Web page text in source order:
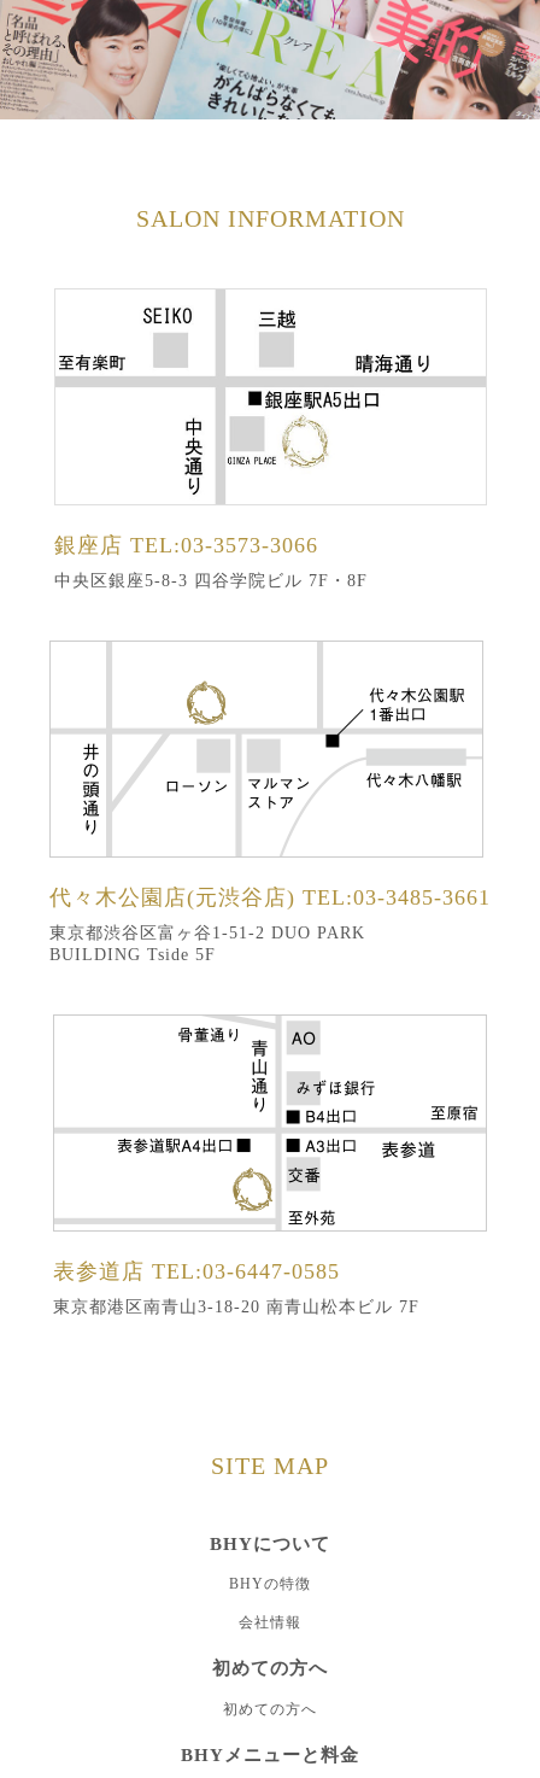
SALON INFORMATION
銀座店 TEL:03-3573-3066
中央区銀座5-8-3 四谷学院ビル 7F・8F
代々木公園店(元渋谷店) TEL:03-3485-3661
東京都渋谷区富ヶ谷1-51-2 DUO PARK
BUILDING Tside 5F
表参道店 TEL:03-6447-0585
東京都港区南青山3-18-20 南青山松本ビル 7F
SITE MAP
BHYについて
BHYの特徴
会社情報
初めての方へ
初めての方へ
BHYメニューと料金